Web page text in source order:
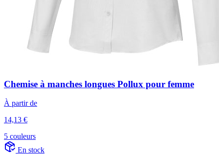
Chemise à manches longues Pollux pour femme
À partir de
14,13 €
5 couleurs
En stock